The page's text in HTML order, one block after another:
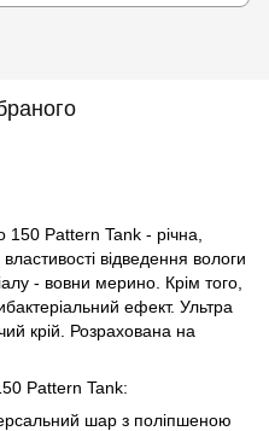
Pattern Tank - річна,
відведення вологи
- вовни мерино. Крім того,
ефект. Ультра
крій. Розрахована на
Pattern Tank:
шар з поліпшеною